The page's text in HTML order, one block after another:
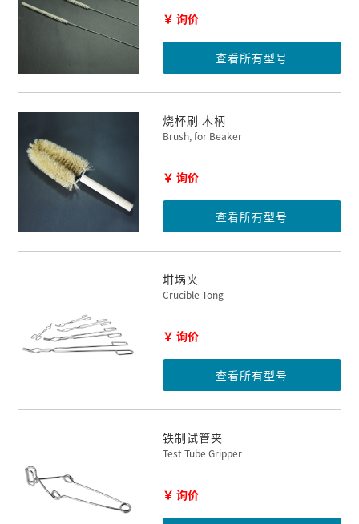
￥ 询价
查看所有型号
烧杯刷 木柄
Brush, for Beaker
￥ 询价
查看所有型号
坩埚夹
Crucible Tong
￥ 询价
查看所有型号
铁制试管夹
Test Tube Gripper
￥ 询价